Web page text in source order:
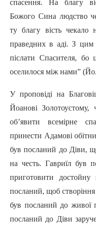
спасення. На благу
Божого Сина людство
ту благу вість чекало
праведних в аді. З цим
післати Спасителя, бо
оселилося між нами”
У проповіді на
Йоанові Золотоустому,
об’явити всемірне
принести Адамові
був посланий до Діви,
на честь. Гавриїл був
приготовити достойну
посланий, щоб
був посланий до живої
посланий до Діви